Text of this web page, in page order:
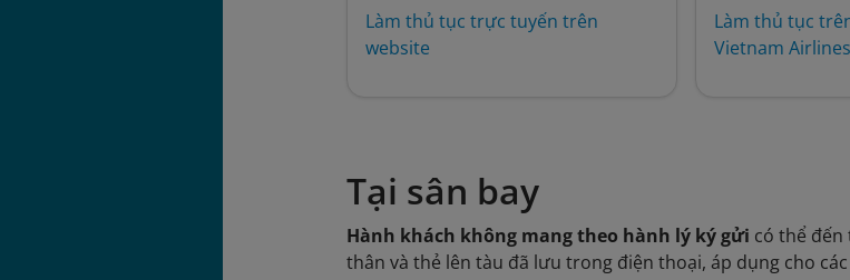
Làm thủ tục trực tuyến trên
website
Làm thủ tục
Vietnam Airlines
Tại sân bay
Hành khách không mang theo hành lý ký gửi có thể đến
thân và thẻ lên tàu đã lưu trong điện thoại, áp dụng cho